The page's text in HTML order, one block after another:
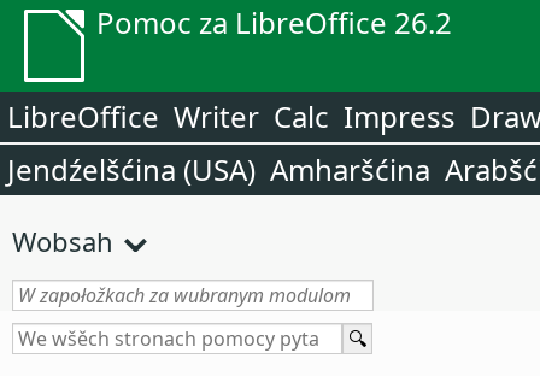
Pomoc za LibreOffice 26.2
LibreOffice Writer Calc Impress
Jendźelšćina (USA) Amharšćina
Wobsah